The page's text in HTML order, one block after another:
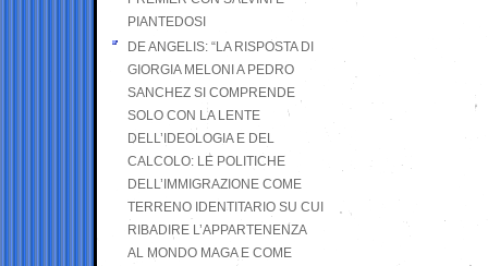
PIANTEDOSI
DE ANGELIS: “LA RISPOSTA DI
GIORGIA MELONI A PEDRO
SANCHEZ SI COMPRENDE
SOLO CON LA LENTE
DELL’IDEOLOGIA E DEL
CALCOLO: LE POLITICHE
DELL’IMMIGRAZIONE COME
TERRENO IDENTITARIO SU CUI
RIBADIRE L’APPARTENENZA
AL MONDO MAGA E COME